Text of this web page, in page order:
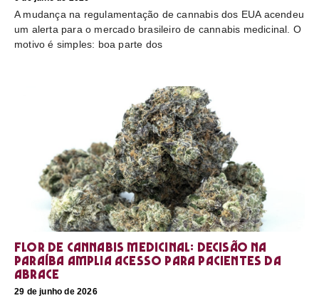
A mudança na regulamentação de cannabis dos EUA acendeu
um alerta para o mercado brasileiro de cannabis medicinal. O
motivo é simples: boa parte dos
Flor de cannabis medicinal: decisão na
Paraíba amplia acesso para pacientes da
Abrace
29 de junho de 2026